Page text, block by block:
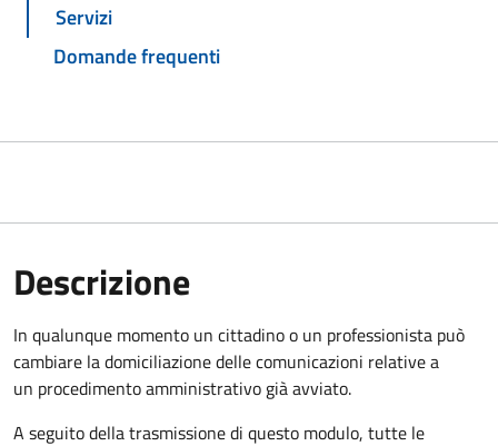
Servizi
Domande frequenti
Descrizione
In qualunque momento un cittadino o un professionista può
cambiare la domiciliazione delle comunicazioni relative a
un procedimento amministrativo già avviato.
A seguito della trasmissione di questo modulo, tutte le